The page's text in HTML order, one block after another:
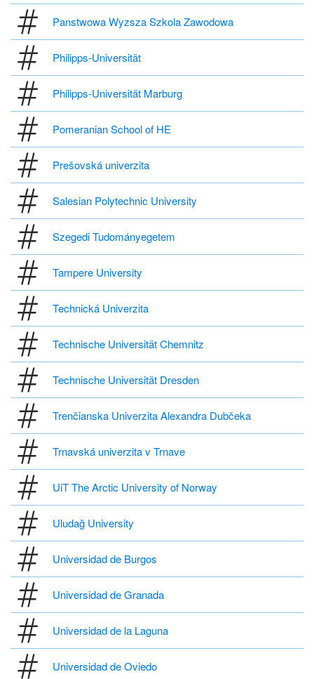
Panstwowa Wyzsza Szkola Zawodowa
Philipps-Universität
Philipps-Universität Marburg
Pomeranian School of HE
Prešovská univerzita
Salesian Polytechnic University
Szegedi Tudományegetem
Tampere University
Technická Univerzita
Technische Universität Chemnitz
Technische Universität Dresden
Trenčianska Univerzita Alexandra Dubčeka
Trnavská univerzita v Trnave
UiT The Arctic University of Norway
Uludağ University
Universidad de Burgos
Universidad de Granada
Universidad de la Laguna
Universidad de Oviedo